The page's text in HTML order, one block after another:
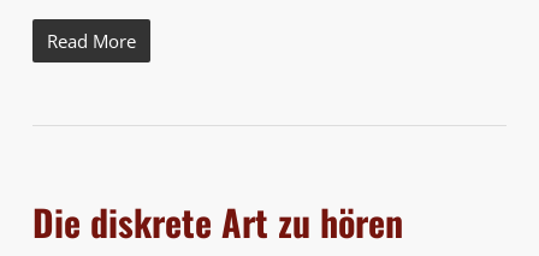
Read More
Die diskrete Art zu hören